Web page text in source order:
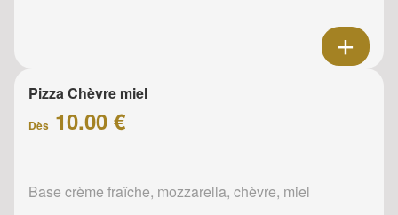
Pizza Chèvre miel
Dès 10.00 €
Base crème fraîche, mozzarella, chèvre, miel